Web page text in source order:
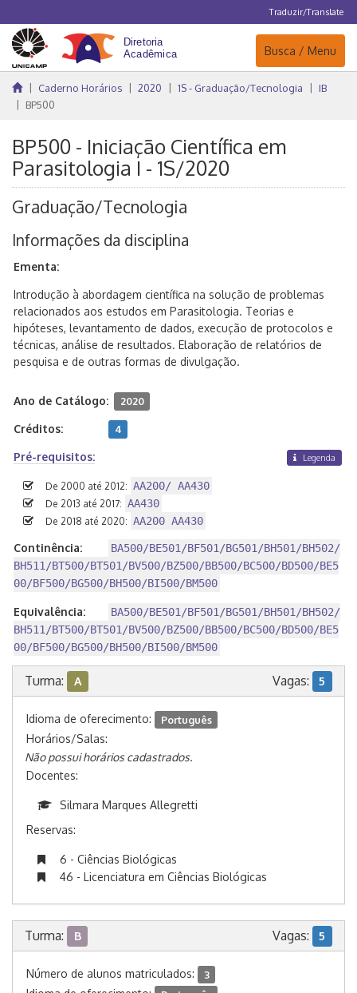
Traduzir/Translate
Navegação
Busca / Menu
Caderno Horários 2020 1S - Graduação/Tecnologia
IB
BP500
BP500 - Iniciação Científica em
Parasitologia I - 1S/2020
Graduação/Tecnologia
Informações da disciplina
Ementa:
Introdução à abordagem científica na solução de problemas
relacionados aos estudos em Parasitologia. Teorias e
hipóteses, levantamento de dados, execução de protocolos e
técnicas, análise de resultados. Elaboração de relatórios de
pesquisa e de outras formas de divulgação.
Ano de Catálogo: 2020
Créditos: 4
Pré-requisitos: Legenda
De 2000 até 2012: AA200/ AA430
De 2013 até 2017: AA430
De 2018 até 2020: AA200 AA430
Continência:
BA500/BE501/BF501/BG501/BH501/BH502/
BH511/BT500/BT501/BV500/BZ500/BB500/BC500/BD500/BE5
00/BF500/BG500/BH500/BI500/BM500
Equivalência:
BA500/BE501/BF501/BG501/BH501/BH502/
BH511/BT500/BT501/BV500/BZ500/BB500/BC500/BD500/BE5
00/BF500/BG500/BH500/BI500/BM500
Turma: A Vagas: 5
Idioma de oferecimento: Português
Horários/Salas:
Não possui horários cadastrados.
Docentes:
Silmara Marques Allegretti
Reservas:
6 - Ciências Biológicas
46 - Licenciatura em Ciências Biológicas
Turma: B Vagas: 5
Número de alunos matriculados: 3